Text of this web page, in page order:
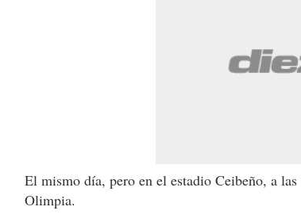
El mismo día, pero en el estadio Ceibeño, a
Olimpia.